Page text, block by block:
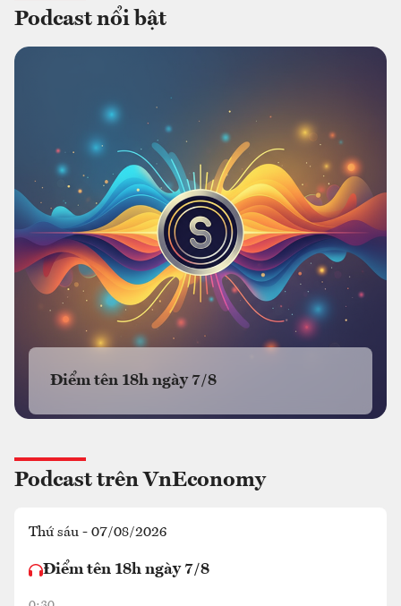
Podcast nổi bật
Điểm tên 18h ngày 7/8
Podcast trên VnEconomy
Thứ sáu - 07/08/2026
Điểm tên 18h ngày 7/8